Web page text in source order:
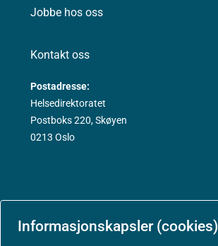
Informasjonskapsler (cookies)
Jobbe hos oss
Kontakt oss
Postadresse:
Helsedirektoratet
Postboks 220, Skøyen
0213 Oslo
Aktuelt